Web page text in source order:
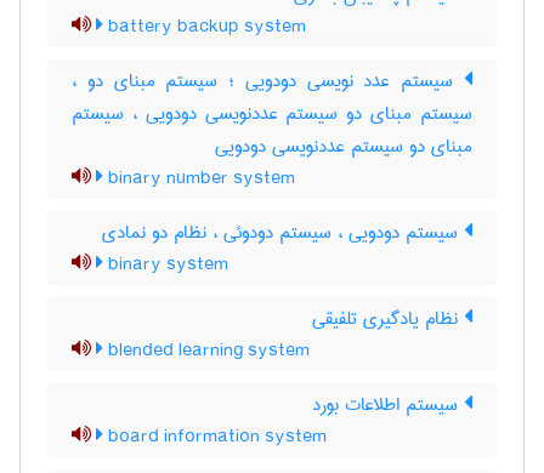
battery backup system
سیستم عدد نویسی دودویی ؛ سیستم مبنای دو ،
سیستم مبنای دو سیستم عددنویسی دودویی ، سیستم
مبنای دو سیستم عددنویسی دودویی
binary number system
سیستم دودویی ، سیستم دودوئی ، نظام دو نمادی
binary system
نظام یادگیری تلفیقی
blended learning system
سیستم اطلاعات بورد
board information system